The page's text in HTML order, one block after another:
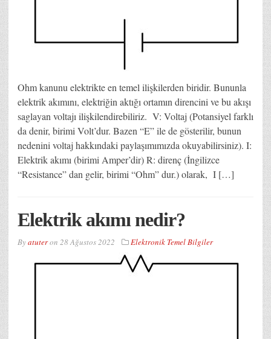
Ohm kanunu elektrikte en temel ilişkilerden biridir. Bununla
elektrik akımını, elektriğin aktığı ortamın direncini ve bu akışı
saglayan voltajı ilişkilendirebiliriz. V: Voltaj (Potansiyel farklı
da denir, birimi Volt’dur. Bazen “E” ile de gösterilir, bunun
nedenini voltaj hakkındaki paylaşımımızda okuyabilirsiniz). I:
Elektrik akımı (birimi Amper’dir) R: direnç (İngilizce
“Resistance” dan gelir, birimi “Ohm” dur.) olarak, I […]
Elektrik akımı nedir?
Byatuteron 28 Ağustos 2022 Elektronik Temel Bilgiler